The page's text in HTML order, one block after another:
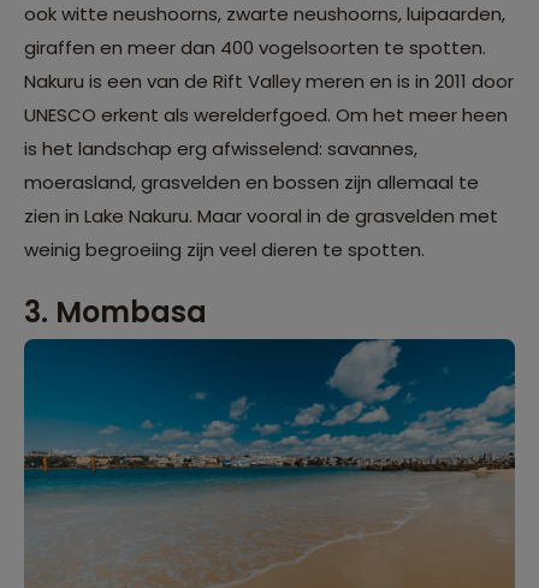
ook witte neushoorns, zwarte neushoorns, luipaarden,
giraffen en meer dan 400 vogelsoorten te spotten.
Nakuru is een van de Rift Valley meren en is in 2011 door
UNESCO erkent als werelderfgoed. Om het meer heen
is het landschap erg afwisselend: savannes,
moerasland, grasvelden en bossen zijn allemaal te
zien in Lake Nakuru. Maar vooral in de grasvelden met
weinig begroeiing zijn veel dieren te spotten.
3. Mombasa